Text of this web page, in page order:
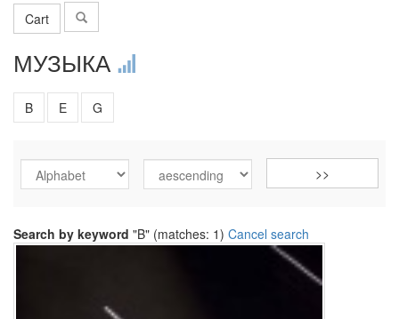
Cart
МУЗЫКА
B E G
Search by keyword "B" (matches: 1) Cancel search